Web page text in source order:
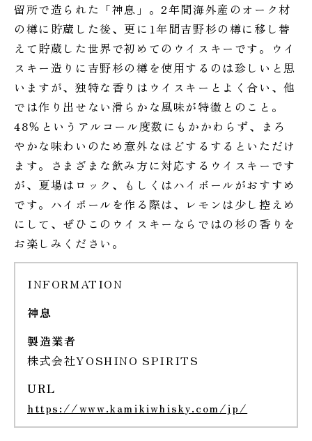
留所で造られた「神息」。2年間海外産のオーク材
の樽に貯蔵した後、更に1年間吉野杉の樽に移し替
えて貯蔵した世界で初めてのウイスキーです。ウイ
スキー造りに吉野杉の樽を使用するのは珍しいと思
いますが、独特な香りはウイスキーとよく合い、他
では作り出せない滑らかな風味が特徴とのこと。
48％というアルコール度数にもかかわらず、まろ
やかな味わいのため意外なほどするするといただけ
ます。さまざまな飲み方に対応するウイスキーです
が、夏場はロック、もしくはハイボールがおすすめ
です。ハイボールを作る際は、レモンは少し控えめ
にして、ぜひこのウイスキーならではの杉の香りを
お楽しみください。
INFORMATION
神息
製造業者
株式会社YOSHINO SPIRITS
URL
https://www.kamikiwhisky.com/jp/